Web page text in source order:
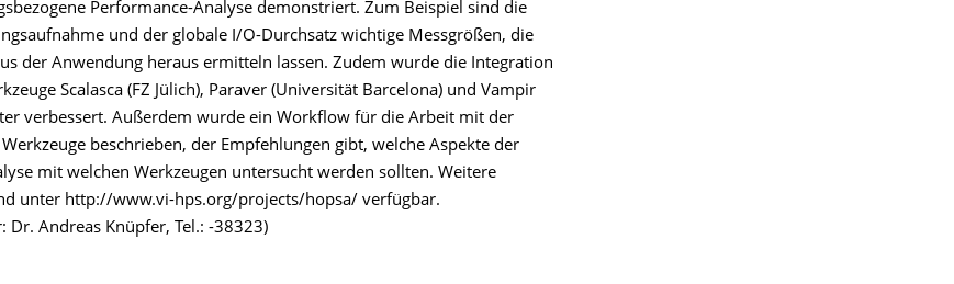
Performance-Analyse demonstriert. Zum Beispiel sind die
und der globale I/O-Durchsatz wichtige Messgrößen, die
der Anwendung heraus ermitteln lassen. Zudem wurde die Integration
Scalasca (FZ Jülich), Paraver (Universität Barcelona) und Vampir
verbessert. Außerdem wurde ein Workflow für die Arbeit mit der
beschrieben, der Empfehlungen gibt, welche Aspekte der
mit welchen Werkzeugen untersucht werden sollten. Weitere
unter http://www.vi-hps.org/projects/hopsa/ verfügbar.
Dr. Andreas Knüpfer, Tel.: -38323)